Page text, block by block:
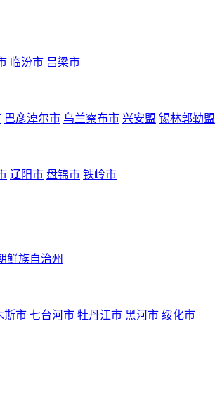
临汾市 吕梁市
巴彦淖尔市 乌兰察布市 兴安盟 锡林郭勒盟
辽阳市 盘锦市 铁岭市
鲜族自治州
斯市 七台河市 牡丹江市 黑河市 绥化市